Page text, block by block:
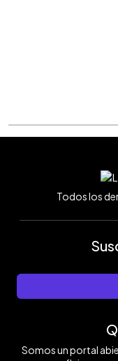
Todos los
Somos un portal